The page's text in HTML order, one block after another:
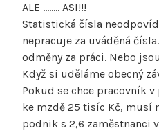
ALE …….. ASI!!!
Statistická čísla
nepracuje za uváděná
odměny za práci. Nebo
Když si uděláme obecný
Pokud se chce pracovník
ke mzdě 25 tisíc Kč,
podnik s 2,6 zaměstnanci